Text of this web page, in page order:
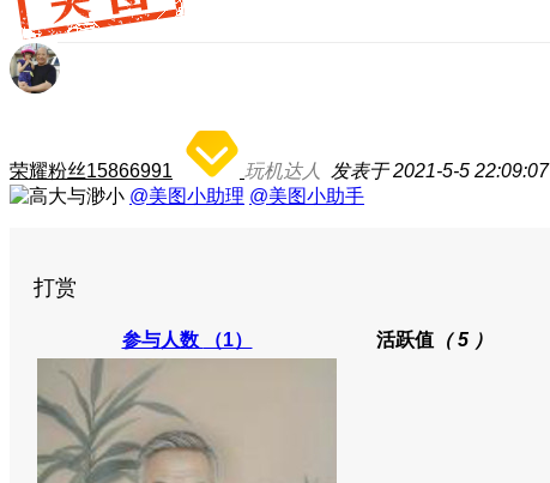
荣耀粉丝15866991 玩机达人 发表于 2021-5-5 22:09:07
@美图小助理 @美图小助手
打赏
参与人数 （1） 活跃值 （ 5 ）